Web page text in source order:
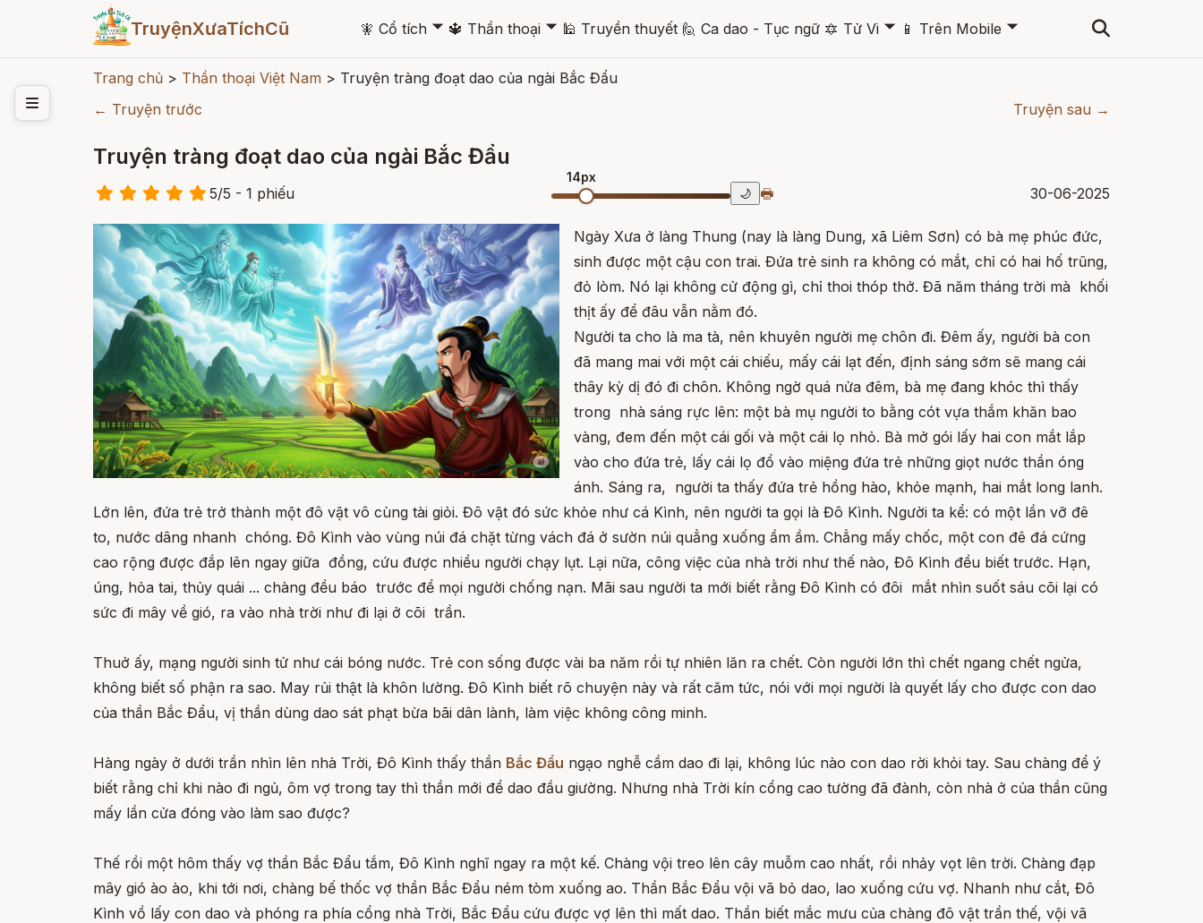
TruyệnXưaTíchCũ 🧚 Cổ tích 🞃 🔱 Thần thoại 🞃 🕌 Truyền thuyết 🙋 Ca dao - Tục ngữ 🔯 Tử Vi 🞃 📱 Trên Mobile 🞃
Trang chủ > Thần thoại Việt Nam > Truyện tràng đoạt dao của ngài Bắc Đẩu
← Truyện trước
Truyện sau →
Truyện tràng đoạt dao của ngài Bắc Đẩu
5/5 - 1 phiếu
14px
🌙 🖶 30-06-2025
Ngày Xưa ở làng Thung (nay là làng Dung, xã Liêm Sơn) có bà mẹ phúc đức,
sinh được một cậu con trai. Đứa trẻ sinh ra không có mắt, chỉ có hai hố trũng,
đỏ lòm. Nó lại không cử động gì, chỉ thoi thóp thở. Đã năm tháng trời mà khối
thịt ấy để đâu vẫn nằm đó.
Người ta cho là ma tà, nên khuyên người mẹ chôn đi. Đêm ấy, người bà con
đã mang mai với một cái chiếu, mấy cái lạt đến, định sáng sớm sẽ mang cái
thây kỳ dị đó đi chôn. Không ngờ quá nửa đêm, bà mẹ đang khóc thì thấy
trong nhà sáng rực lên: một bà mụ người to bằng cót vựa thắm khăn bao
vàng, đem đến một cái gối và một cái lọ nhỏ. Bà mở gói lấy hai con mắt lắp
vào cho đứa trẻ, lấy cái lọ đổ vào miệng đứa trẻ những giọt nước thần óng
ánh. Sáng ra, người ta thấy đứa trẻ hồng hào, khỏe mạnh, hai mắt long lanh.
Lớn lên, đứa trẻ trở thành một đô vật vô cùng tài giỏi. Đô vật đó sức khỏe như cá Kình, nên người ta gọi là Đô Kình. Người ta kể: có một lần vỡ đê
to, nước dâng nhanh chóng. Đô Kình vào vùng núi đá chặt từng vách đá ở sườn núi quẳng xuống ầm ầm. Chẳng mấy chốc, một con đê đá cứng
cao rộng được đắp lên ngay giữa đồng, cứu được nhiều người chạy lụt. Lại nữa, công việc của nhà trời như thế nào, Đô Kình đều biết trước. Hạn,
úng, hỏa tai, thủy quái ... chàng đều báo trước để mọi người chống nạn. Mãi sau người ta mới biết rằng Đô Kình có đôi mắt nhìn suốt sáu cõi lại có
sức đi mây về gió, ra vào nhà trời như đi lại ở cõi trần.
Thuở ấy, mạng người sinh tử như cái bóng nước. Trẻ con sống được vài ba năm rồi tự nhiên lăn ra chết. Còn người lớn thì chết ngang chết ngửa,
không biết số phận ra sao. May rủi thật là khôn lường. Đô Kình biết rõ chuyện này và rất căm tức, nói với mọi người là quyết lấy cho được con dao
của thần Bắc Đẩu, vị thần dùng dao sát phạt bừa bãi dân lành, làm việc không công minh.
Hàng ngày ở dưới trần nhìn lên nhà Trời, Đô Kình thấy thần Bắc Đẩu ngạo nghễ cầm dao đi lại, không lúc nào con dao rời khỏi tay. Sau chàng để ý
biết rằng chỉ khi nào đi ngủ, ôm vợ trong tay thì thần mới để dao đầu giường. Nhưng nhà Trời kín cổng cao tường đã đành, còn nhà ở của thần cũng
mấy lần cửa đóng vào làm sao được?
Thế rồi một hôm thấy vợ thần Bắc Đẩu tắm, Đô Kình nghĩ ngay ra một kế. Chàng vội treo lên cây muỗm cao nhất, rồi nhảy vọt lên trời. Chàng đạp
mây gió ào ào, khi tới nơi, chàng bế thốc vợ thần Bắc Đẩu ném tòm xuống ao. Thần Bắc Đẩu vội vã bỏ dao, lao xuống cứu vợ. Nhanh như cắt, Đô
Kình vồ lấy con dao và phóng ra phía cổng nhà Trời, Bắc Đẩu cứu được vợ lên thì mất dao. Thần biết mắc mưu của chàng đô vật trần thế, vội vã